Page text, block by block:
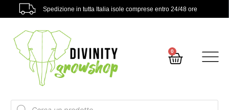
Spedizione in tutta Italia isole comprese entro 24/48 ore
0